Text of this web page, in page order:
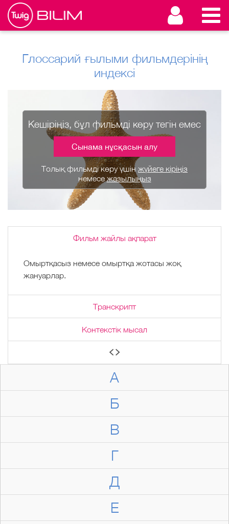
Глоссарий ғылыми фильмдерінің
индексі
А
Б
В
Г
Д
Е
Кешіріңіз, бұл фильмді көру тегін емес
Сынама нұсқасын алу
Толық фильмді көру үшін жүйеге кіріңіз
немесе жазылыңыз
Фильм жайлы ақпарат
Омыртқасыз немесе омыртқа жотасы жоқ
жануарлар.
Транскрипт
Контекстік мысал